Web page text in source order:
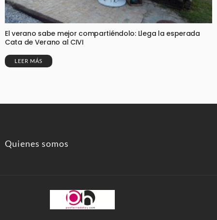
El verano sabe mejor compartiéndolo: Llega la esperada
Cata de Verano al CIVI
LEER MÁS
Quienes somos